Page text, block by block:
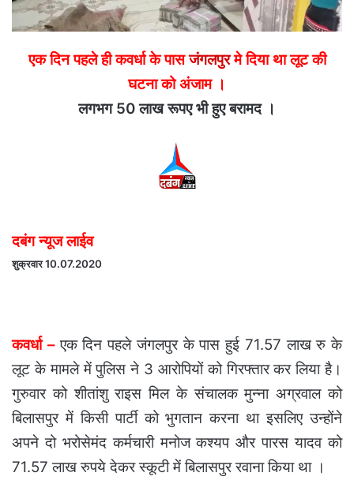
एक दिन पहले ही कवर्धा के पासजंगलपुरमे दिया था लूट की
घटना को अंजाम ।
लगभग 50 लाख रूपए भी हुए बरामद ।
दबंग न्यूज लाईव
शुक्रवार 10.07.2020
कवर्धा – एक दिन पहले जंगलपुर के पास हुई 71.57 लाख रु के
लूट के मामले में पुलिस ने 3 आरोपियों को गिरफ्तार कर लिया है।
गुरुवार को शीतांशु राइस मिल के संचालक मुन्ना अग्रवाल को
बिलासपुर में किसी पार्टी को भुगतान करना था इसलिए उन्होंने
अपने दो भरोसेमंद कर्मचारी मनोज कश्यप और पारस यादव को
71.57 लाख रुपये देकर स्कूटी में बिलासपुर रवाना किया था ।